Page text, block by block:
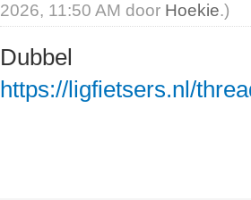
2026, 11:50 AM door Hoekie.)
Dubbel
https://ligfietsers.nl/